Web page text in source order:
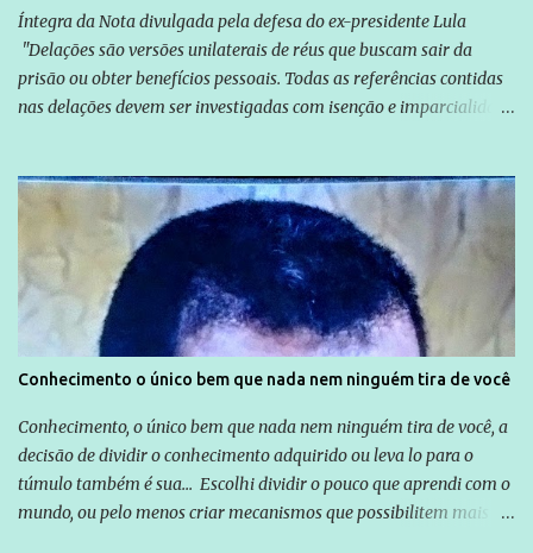
Íntegra da Nota divulgada pela defesa do ex-presidente Lula
"Delações são versões unilaterais de réus que buscam sair da
prisão ou obter benefícios pessoais. Todas as referências contidas
nas delações devem ser investigadas com isenção e imparcialidade
Globo manteve com o Grupo Odebrecht, citada na delação de
Emílio Odebrecht. Lula sempre atuou para promover o Brasil no
exterior, e não para promover determinadas empresas ou
empresários" Assina a nota o advogado Cristiano Zanin Martins
Conhecimento o único bem que nada nem ninguém tira de você
Conhecimento, o único bem que nada nem ninguém tira de você, a
decisão de dividir o conhecimento adquirido ou leva lo para o
túmulo também é sua... Escolhi dividir o pouco que aprendi com o
mundo, ou pelo menos criar mecanismos que possibilitem mais e